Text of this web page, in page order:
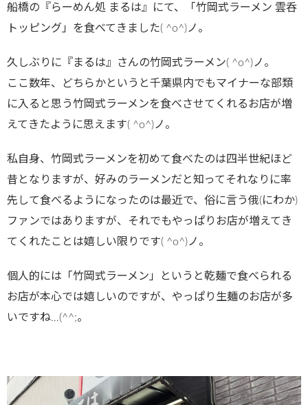
船橋の『らーめん処 まるは』にて、「竹岡式ラーメン 雲呑
トッピング」を食べてきました( ^o^)ノ。
久しぶりに『まるは』さんの竹岡式ラーメン( ^o^)ノ。
ここ数年、どちらかというと千葉県内でもマイナーな部類
に入ると思う竹岡式ラーメンを食べさせてくれるお店が増
えてきたように思えます( ^o^)ノ。
私自身、竹岡式ラーメンを初めて食べたのは四半世紀ほど
昔となりますが、好みのラーメンだと知ってそれなりに率
先して食べるようになったのは最近で、俗に言う俄(にわか)
ファンではありますが、それでもやっぱりお店が増えてき
てくれたことは嬉しい限りです( ^o^)ノ。
個人的には「竹岡式ラーメン」というと乾麺で食べられる
お店が本心では嬉しいのですが、やっぱり生麺のお店が多
いですね…(^^;。